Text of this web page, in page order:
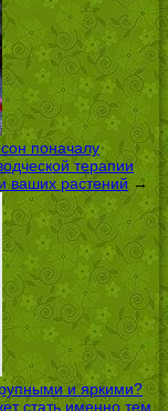
поначалу
терапии
ваших растений →
и яркими?
стать именно тем,